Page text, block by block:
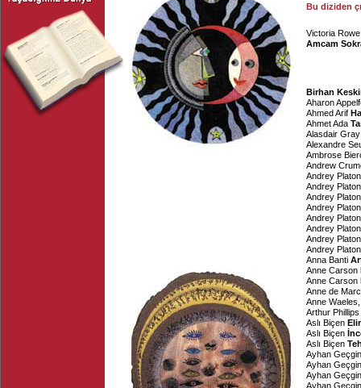
Bu diziden
Victoria
Amcam
Birhan
Aharon
Ahmed Arif
Ahmet Ada
Alasdair Gray
Alexandre
Ambrose
Andrew
Andrey
Andrey
Andrey
Andrey
Andrey
Andrey
Andrey
Andrey
Anna Banti
Anne Carson
Anne Carson
Anne de
Anne Waeles
Arthur Phillips
Aslı Biçen
Aslı Biçen
Aslı Biçen
Ayhan Geçgin
Ayhan Geçgin
Ayhan Geçgin
Ayhan Geçgin